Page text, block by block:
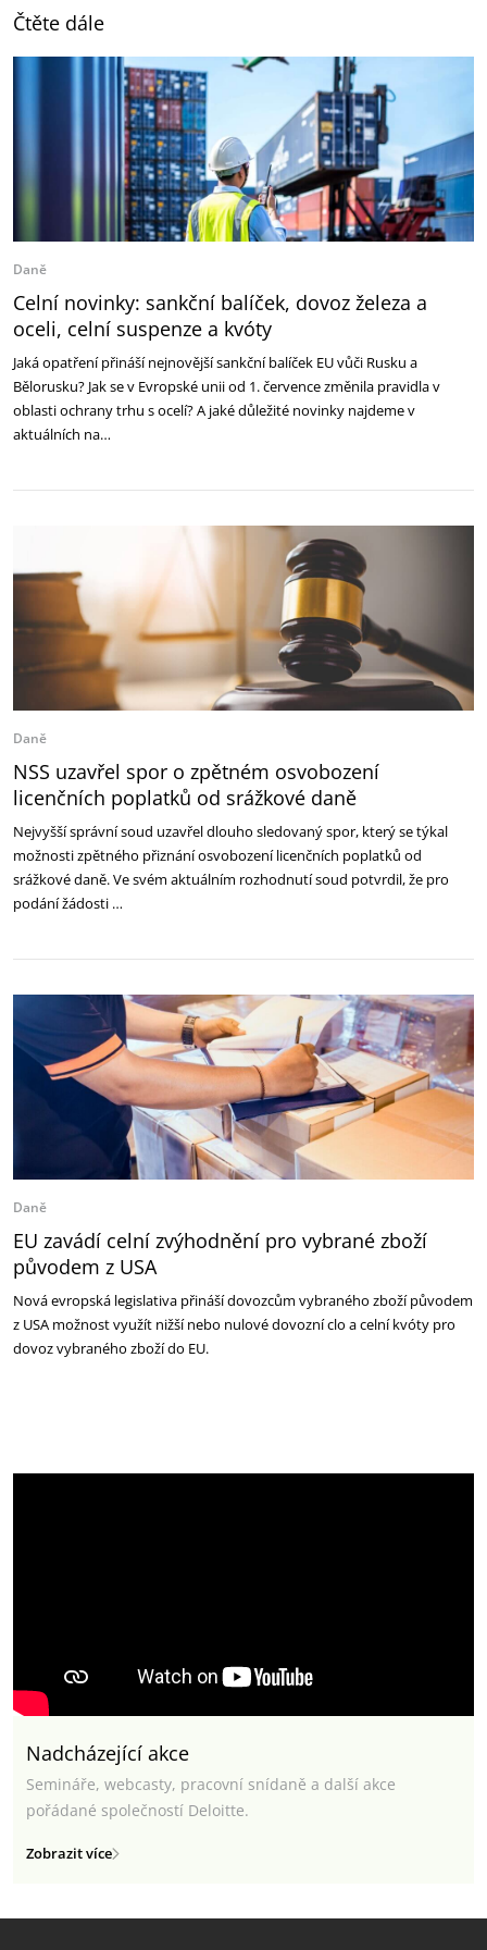
Čtěte dále
Daně
Celní novinky: sankční balíček, dovoz železa a
oceli, celní suspenze a kvóty
Jaká opatření přináší nejnovější sankční balíček EU vůči Rusku a
Bělorusku? Jak se v Evropské unii od 1. července změnila pravidla v
oblasti ochrany trhu s ocelí? A jaké důležité novinky najdeme v
aktuálních na…
Daně
NSS uzavřel spor o zpětném osvobození
licenčních poplatků od srážkové daně
Nejvyšší správní soud uzavřel dlouho sledovaný spor, který se týkal
možnosti zpětného přiznání osvobození licenčních poplatků od
srážkové daně. Ve svém aktuálním rozhodnutí soud potvrdil, že pro
podání žádosti …
Daně
EU zavádí celní zvýhodnění pro vybrané zboží
původem z USA
Nová evropská legislativa přináší dovozcům vybraného zboží původem
z USA možnost využít nižší nebo nulové dovozní clo a celní kvóty pro
dovoz vybraného zboží do EU.
Nadcházející akce
Semináře, webcasty, pracovní snídaně a další akce
pořádané společností Deloitte.
Zobrazit více